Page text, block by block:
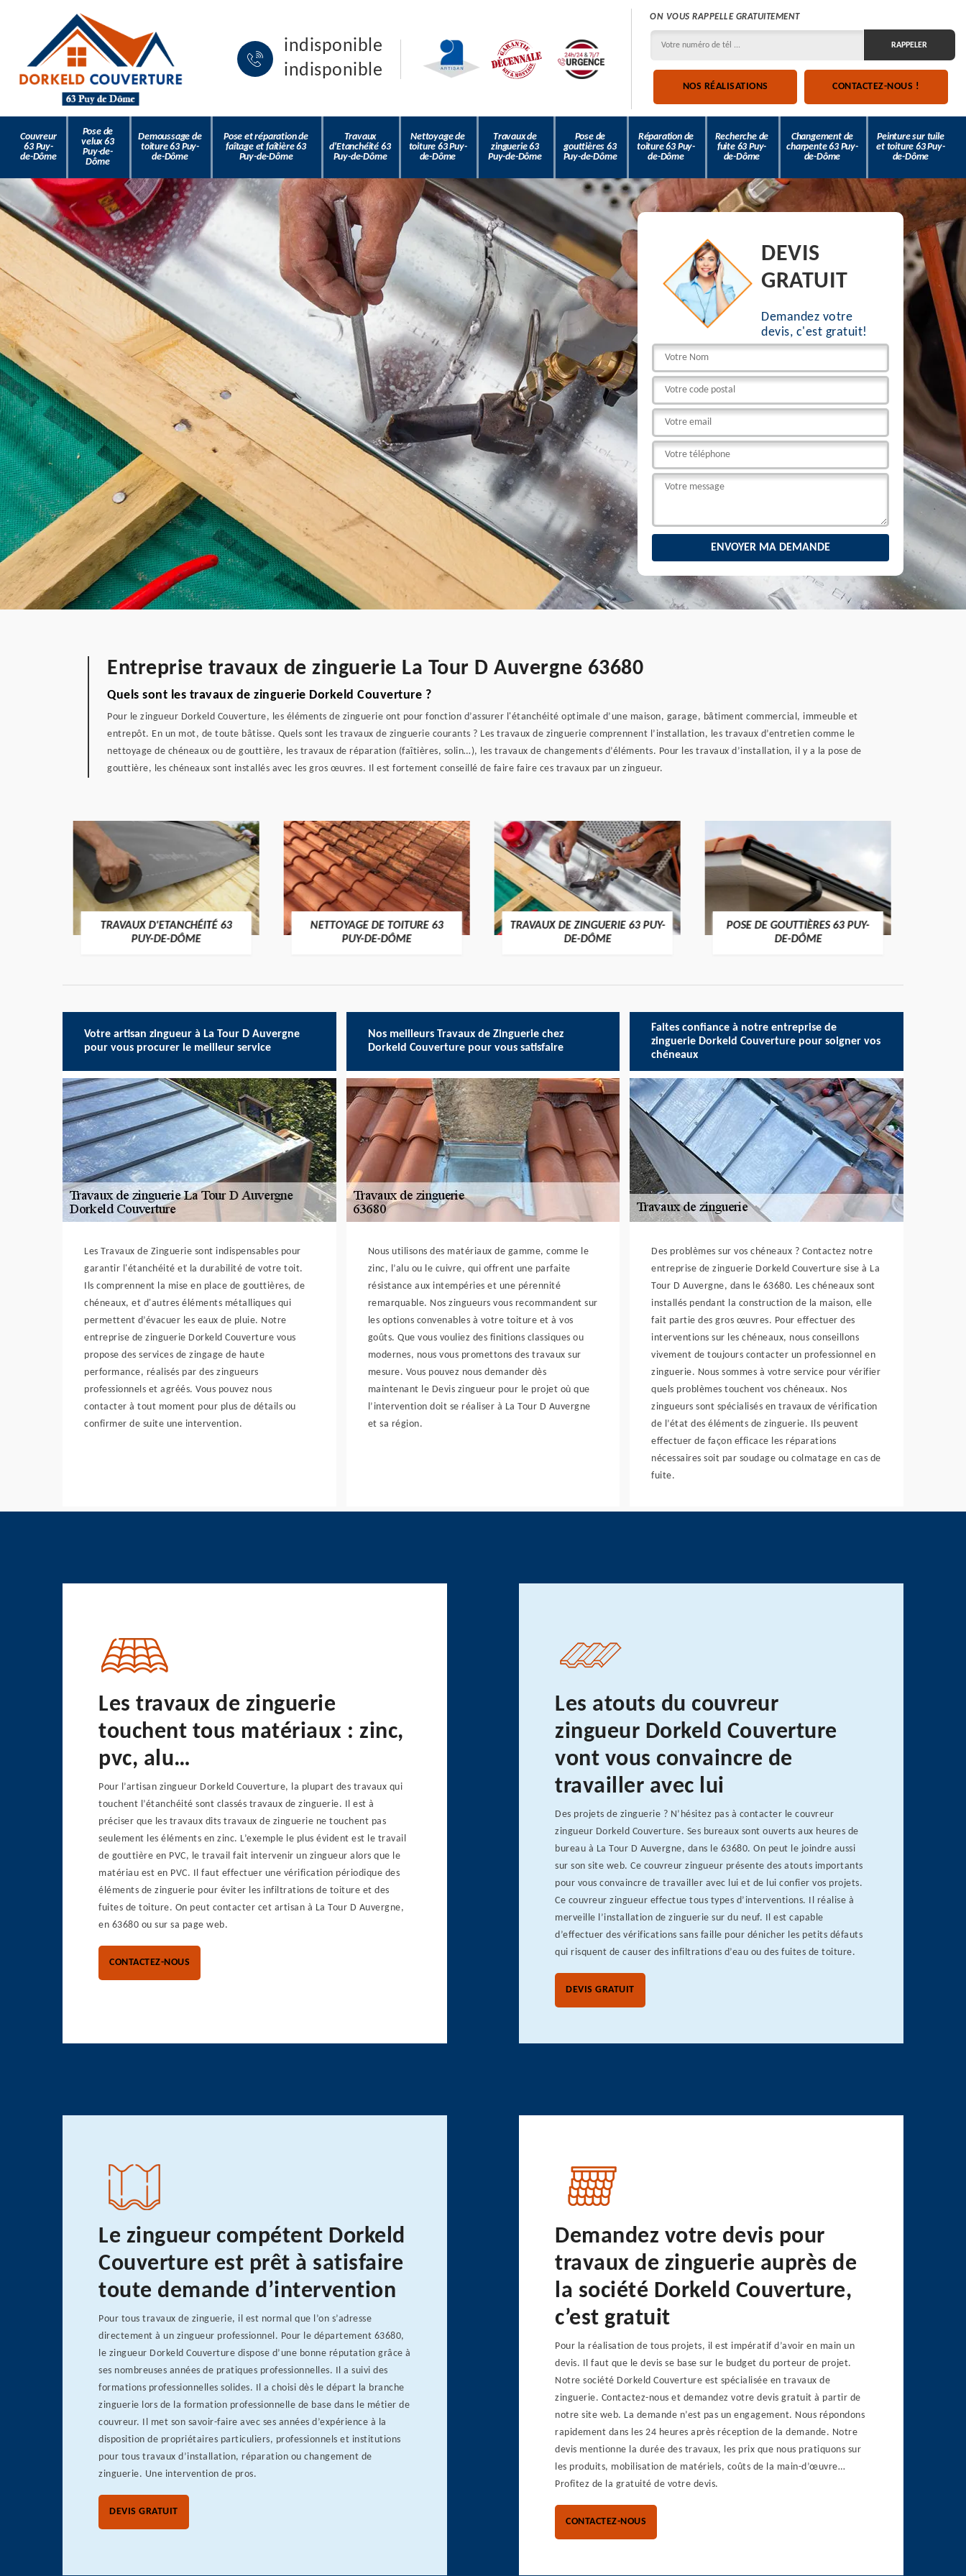
indisponible
indisponible
ON VOUS RAPPELLE GRATUITEMENT
NOS RÉALISATIONS CONTACTEZ-NOUS !
Couvreur
63 Puy-
de-Dôme
Pose de
velux 63
Puy-de-
Dôme
Demoussage de
toiture 63 Puy-
de-Dôme
Pose et réparation de
faîtage et faîtière 63
Puy-de-Dôme
Travaux
d'Etanchéité 63
Puy-de-Dôme
Nettoyage de
toiture 63 Puy-
de-Dôme
Travaux de
zinguerie 63
Puy-de-Dôme
Pose de
gouttières 63
Puy-de-Dôme
Réparation de
toiture 63 Puy-
de-Dôme
Recherche de
fuite 63 Puy-
de-Dôme
Changement de
charpente 63 Puy-
de-Dôme
Peinture sur tuile
et toiture 63 Puy-
de-Dôme
DEVIS
GRATUIT
Demandez votre
devis, c'est gratuit!
Entreprise travaux de zinguerie La Tour D Auvergne 63680
Quels sont les travaux de zinguerie Dorkeld Couverture ?
Pour le zingueur Dorkeld Couverture, les éléments de zinguerie ont pour fonction d’assurer l'étanchéité optimale d’une maison, garage, bâtiment commercial, immeuble et
entrepôt. En un mot, de toute bâtisse. Quels sont les travaux de zinguerie courants ? Les travaux de zinguerie comprennent l’installation, les travaux d’entretien comme le
nettoyage de chéneaux ou de gouttière, les travaux de réparation (faîtières, solin…), les travaux de changements d’éléments. Pour les travaux d’installation, il y a la pose de
gouttière, les chéneaux sont installés avec les gros œuvres. Il est fortement conseillé de faire faire ces travaux par un zingueur.
NETTOYAGE DE TOITURE 63
PUY-DE-DÔME
TRAVAUX DE ZINGUERIE 63 PUY-
DE-DÔME
POSE DE GOUTTIÈRES 63 PUY-
DE-DÔME
RÉPARATION DE TOITURE 63
PUY-DE-DÔME
Votre artisan zingueur à La Tour D Auvergne
pour vous procurer le meilleur service
Les Travaux de Zinguerie sont indispensables pour
garantir l'étanchéité et la durabilité de votre toit.
Ils comprennent la mise en place de gouttières, de
chéneaux, et d'autres éléments métalliques qui
permettent d’évacuer les eaux de pluie. Notre
entreprise de zinguerie Dorkeld Couverture vous
propose des services de zingage de haute
performance, réalisés par des zingueurs
professionnels et agréés. Vous pouvez nous
contacter à tout moment pour plus de détails ou
confirmer de suite une intervention.
Nos meilleurs Travaux de Zinguerie chez
Dorkeld Couverture pour vous satisfaire
Nous utilisons des matériaux de gamme, comme le
zinc, l’alu ou le cuivre, qui offrent une parfaite
résistance aux intempéries et une pérennité
remarquable. Nos zingueurs vous recommandent sur
les options convenables à votre toiture et à vos
goûts. Que vous vouliez des finitions classiques ou
modernes, nous vous promettons des travaux sur
mesure. Vous pouvez nous demander dès
maintenant le Devis zingueur pour le projet où que
l’intervention doit se réaliser à La Tour D Auvergne
et sa région.
Faites confiance à notre entreprise de
zinguerie Dorkeld Couverture pour soigner vos
chéneaux
Des problèmes sur vos chéneaux ? Contactez notre
entreprise de zinguerie Dorkeld Couverture sise à La
Tour D Auvergne, dans le 63680. Les chéneaux sont
installés pendant la construction de la maison, elle
fait partie des gros œuvres. Pour effectuer des
interventions sur les chéneaux, nous conseillons
vivement de toujours contacter un professionnel en
zinguerie. Nous sommes à votre service pour vérifier
quels problèmes touchent vos chéneaux. Nos
zingueurs sont spécialisés en travaux de vérification
de l’état des éléments de zinguerie. Ils peuvent
effectuer de façon efficace les réparations
nécessaires soit par soudage ou colmatage en cas de
fuite.
Les travaux de zinguerie
touchent tous matériaux : zinc,
pvc, alu…
Pour l’artisan zingueur Dorkeld Couverture, la plupart des travaux qui
touchent l’étanchéité sont classés travaux de zinguerie. Il est à
préciser que les travaux dits travaux de zinguerie ne touchent pas
seulement les éléments en zinc. L’exemple le plus évident est le travail
de gouttière en PVC, le travail fait intervenir un zingueur alors que le
matériau est en PVC. Il faut effectuer une vérification périodique des
éléments de zinguerie pour éviter les infiltrations de toiture et des
fuites de toiture. On peut contacter cet artisan à La Tour D Auvergne,
en 63680 ou sur sa page web.
CONTACTEZ-NOUS
Les atouts du couvreur
zingueur Dorkeld Couverture
vont vous convaincre de
travailler avec lui
Des projets de zinguerie ? N’hésitez pas à contacter le couvreur
zingueur Dorkeld Couverture. Ses bureaux sont ouverts aux heures de
bureau à La Tour D Auvergne, dans le 63680. On peut le joindre aussi
sur son site web. Ce couvreur zingueur présente des atouts importants
pour vous convaincre de travailler avec lui et de lui confier vos projets.
Ce couvreur zingueur effectue tous types d’interventions. Il réalise à
merveille l’installation de zinguerie sur du neuf. Il est capable
d’effectuer des vérifications sans faille pour dénicher les petits défauts
qui risquent de causer des infiltrations d’eau ou des fuites de toiture.
DEVIS GRATUIT
Le zingueur compétent Dorkeld
Couverture est prêt à satisfaire
toute demande d’intervention
Pour tous travaux de zinguerie, il est normal que l’on s’adresse
directement à un zingueur professionnel. Pour le département 63680,
le zingueur Dorkeld Couverture dispose d’une bonne réputation grâce à
ses nombreuses années de pratiques professionnelles. Il a suivi des
formations professionnelles solides. Il a choisi dès le départ la branche
zinguerie lors de la formation professionnelle de base dans le métier de
couvreur. Il met son savoir-faire avec ses années d’expérience à la
disposition de propriétaires particuliers, professionnels et institutions
pour tous travaux d’installation, réparation ou changement de
zinguerie. Une intervention de pros.
DEVIS GRATUIT
Demandez votre devis pour
travaux de zinguerie auprès de
la société Dorkeld Couverture,
c’est gratuit
Pour la réalisation de tous projets, il est impératif d’avoir en main un
devis. Il faut que le devis se base sur le budget du porteur de projet.
Notre société Dorkeld Couverture est spécialisée en travaux de
zinguerie. Contactez-nous et demandez votre devis gratuit à partir de
notre site web. La demande n’est pas un engagement. Nous répondons
rapidement dans les 24 heures après réception de la demande. Notre
devis mentionne la durée des travaux, les prix que nous pratiquons sur
les produits, mobilisation de matériels, coûts de la main-d’œuvre…
Profitez de la gratuité de votre devis.
CONTACTEZ-NOUS